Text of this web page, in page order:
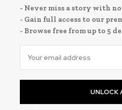
- Never miss a story with
- Gain full access to our
- Browse free from up to 5
UNLOCK